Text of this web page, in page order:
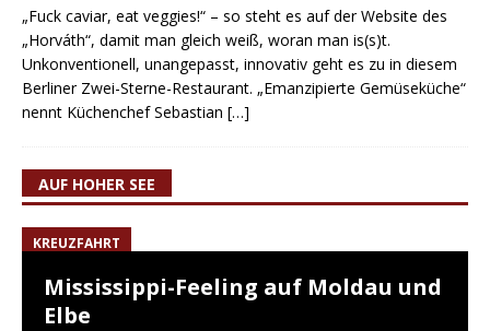
„Fuck caviar, eat veggies!“ – so steht es auf der Website des
„Horváth“, damit man gleich weiß, woran man is(s)t.
Unkonventionell, unangepasst, innovativ geht es zu in diesem
Berliner Zwei-Sterne-Restaurant. „Emanzipierte Gemüseküche“
nennt Küchenchef Sebastian […]
AUF HOHER SEE
KREUZFAHRT
Mississippi-Feeling auf Moldau und
Elbe